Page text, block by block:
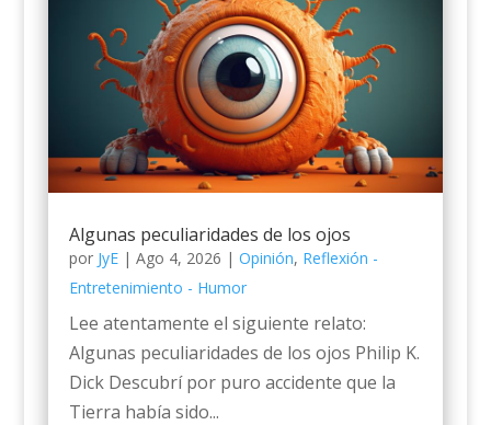
Algunas peculiaridades de los ojos
por JyE| Ago 4, 2026 | Opinión, Reflexión -
Entretenimiento - Humor
Lee atentamente el siguiente relato:
Algunas peculiaridades de los ojos Philip K.
Dick Descubrí por puro accidente que la
Tierra había sido...